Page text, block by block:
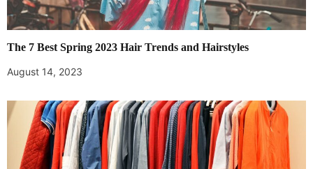
The 7 Best Spring 2023 Hair Trends and Hairstyles
August 14, 2023